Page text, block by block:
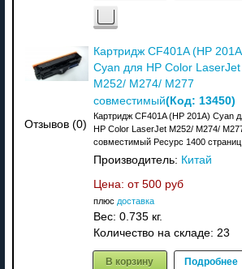
Отзывов (0)
Картридж CF401A (HP
Cyan для HP Color LaserJet
M252/ M274/ M277
совместимый(Код: 13450)
Картридж CF401A (HP 201A) Cyan
HP Color LaserJet M252/ M274/
совместимый Ресурс 1400 страниц
Производитель: Китай
Цена: от 500 руб
плюс доставка
Вес: 0.735 кг.
Количество на складе: 23
В корзину Подробнее